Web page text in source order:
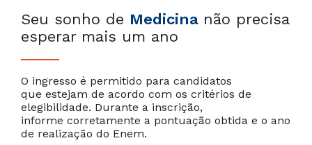
Seu sonho de Medicina não precisa
esperar mais um ano
O ingresso é permitido para candidatos
que estejam de acordo com os critérios de
elegibilidade. Durante a inscrição,
informe corretamente a pontuação obtida e o ano
de realização do Enem.